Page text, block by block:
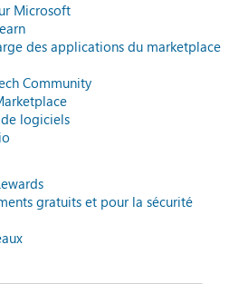
Microsoft
des applications du marketplace
Community
logiciels
gratuits et pour la sécurité